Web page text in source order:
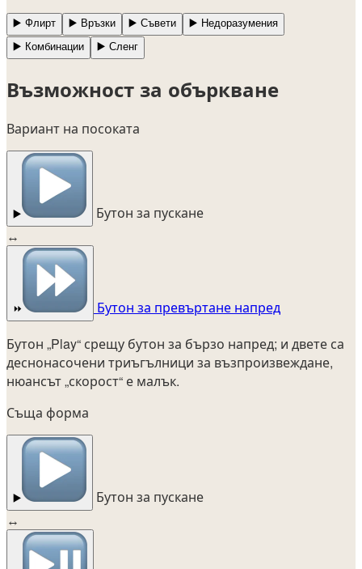
▶️ Флирт ▶️ Връзки ▶️ Съвети ▶️ Недоразумения
▶️ Комбинации ▶️ Сленг
Възможност за объркване
Вариант на посоката
▶️
Бутон за пускане
↔
⏩
Бутон за превъртане напред
Бутон „Play“ срещу бутон за бързо напред; и двете са
деснонасочени триъгълници за възпроизвеждане,
нюансът „скорост“ е малък.
Съща форма
▶️
Бутон за пускане
↔